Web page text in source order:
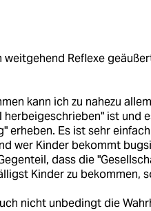
Reflexe
kann ich zu nahezu
ist und
erheben. Es ist sehr
wer Kinder bekommt
dass die
Kinder zu bekommen,
nicht unbedingt die